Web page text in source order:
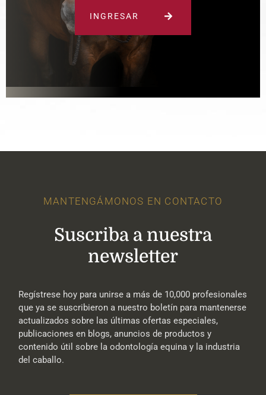
INGRESAR
MANTENGÁMONOS EN CONTACTO
Suscriba a nuestra
newsletter
Regístrese hoy para unirse a más de 10,000 profesionales
que ya se suscribieron a nuestro boletín para mantenerse
actualizados sobre las últimas ofertas especiales,
publicaciones en blogs, anuncios de productos y
contenido útil sobre la odontología equina y la industria
del caballo.